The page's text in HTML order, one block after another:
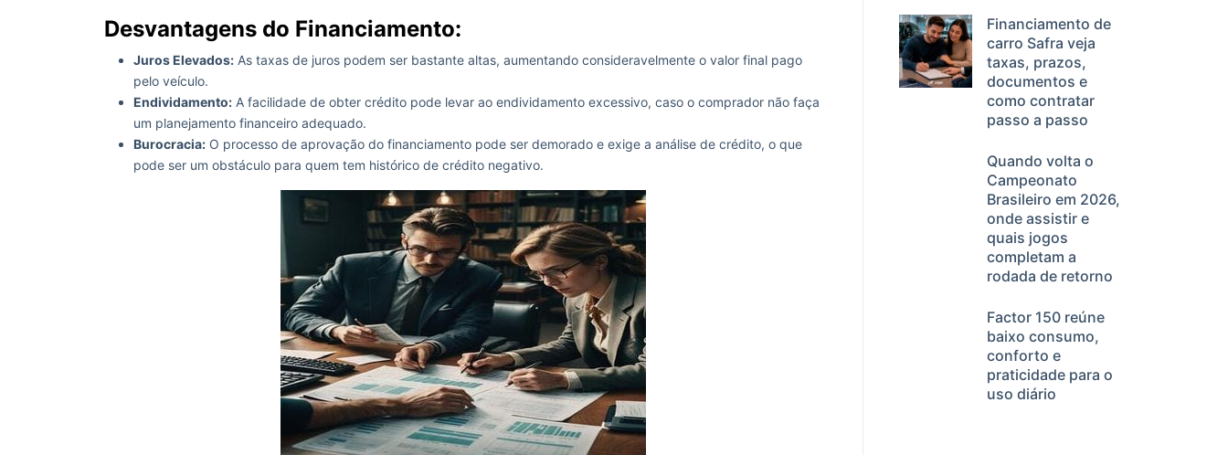
Desvantagens do Financiamento:
Juros Elevados: As taxas de juros podem ser bastante altas, aumentando consideravelmente o valor final pago
pelo veículo.
Endividamento: A facilidade de obter crédito pode levar ao endividamento excessivo, caso o comprador não faça
um planejamento financeiro adequado.
Burocracia: O processo de aprovação do financiamento pode ser demorado e exige a análise de crédito, o que
pode ser um obstáculo para quem tem histórico de crédito negativo.
Financiamento de
carro Safra veja
taxas, prazos,
documentos e
como contratar
passo a passo
Quando volta o
Campeonato
Brasileiro em 2026,
onde assistir e
quais jogos
completam a
rodada de retorno
Factor 150 reúne
baixo consumo,
conforto e
praticidade para o
uso diário